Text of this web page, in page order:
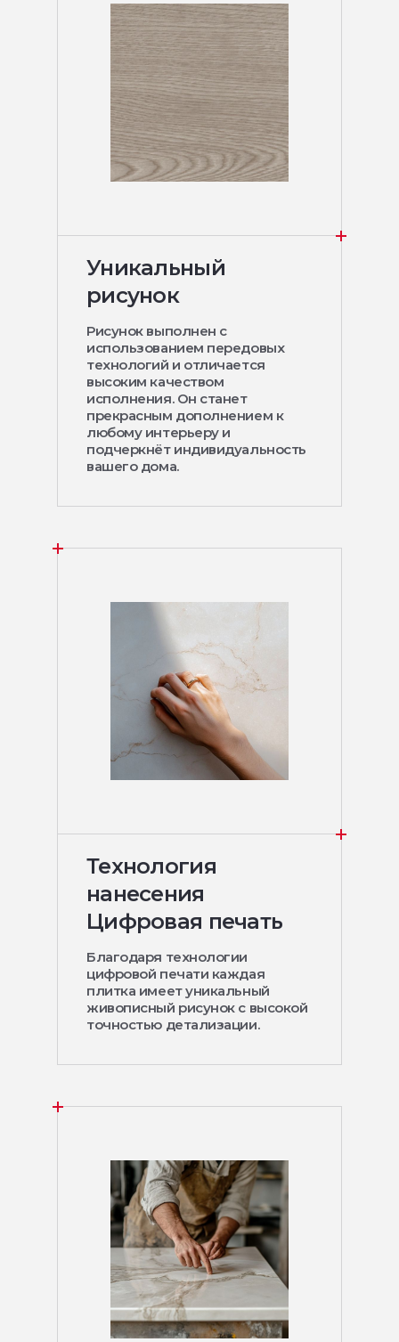
Уникальный
рисунок
Рисунок выполнен с
использованием передовых
технологий и отличается
высоким качеством
исполнения. Он станет
прекрасным дополнением к
любому интерьеру и
подчеркнёт индивидуальность
вашего дома.
Технология
нанесения
Цифровая печать
Благодаря технологии
цифровой печати каждая
плитка имеет уникальный
живописный рисунок с высокой
точностью детализации.